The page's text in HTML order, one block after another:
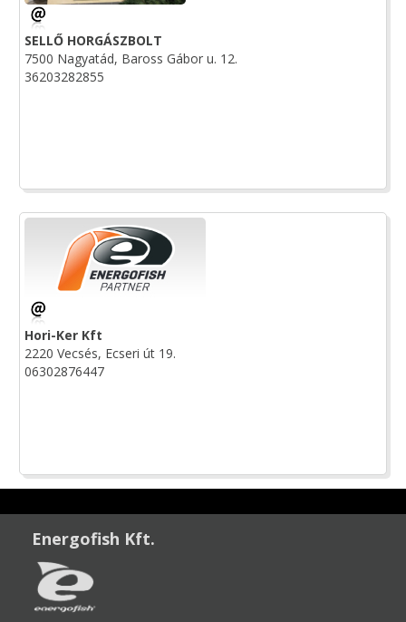
SELLŐ HORGÁSZBOLT
7500 Nagyatád, Baross Gábor u. 12.
36203282855
Hori-Ker Kft
2220 Vecsés, Ecseri út 19.
06302876447
Energofish Kft.